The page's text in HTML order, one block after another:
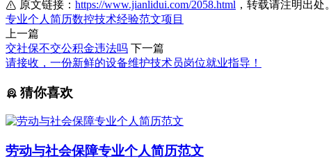
原文链接： https://www.jianlidui.com/2058.html ，转载请注明出处。
专业个人简历数控技术经验范文项目
上一篇
交社保不交公积金违法吗 下一篇
请接收，一份新鲜的设备维护技术员岗位就业指导！
猜你喜欢
劳动与社会保障专业个人简历范文